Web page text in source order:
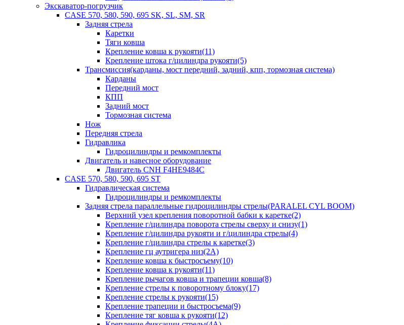
Экскаватор-погрузчик
CASE 570, 580, 590, 695 SK, SL, SM, SR
Задняя стрела
Каретки
Тяги ковша
Крепление ковша к рукояти(11)
Крепление штока г/цилиндра рукояти(5)
Трансмиссия(карданы, мост передний, задний, кпп, тормозная система)
Карданы
Передний мост
КПП
Задний мост
Тормозная система
Нож
Передняя стрела
Гидравлика
Гидроцилиндры и ремкомплекты
Двигатель и навесное оборудование
Двигатель CNH F4HE9484C
CASE 570, 580, 590, 695 ST
Гидравлическая система
Гидроцилиндры и ремкомплекты
Задняя стрела параллельные гидроцилиндры стрелы(PARALEL CYL BOOM)
Верхний узел крепления поворотной бабки к каретке(2)
Крепление г/цилиндра поворота стрелы сверху и снизу(1)
Крепление г/цилиндра рукояти и г/цилиндра стрелы(4)
Крепление г/цилиндра стрелы к каретке(3)
Крепление гц аутригера низ(2А)
Крепление ковша к быстросъему(10)
Крепление ковша к рукояти(11)
Крепление рычагов ковша и трапеции ковша(8)
Крепление стрелы к поворотному блоку(17)
Крепление стрелы к рукояти(15)
Крепление трапеции и быстросъема(9)
Крепление тяг ковша к рукояти(12)